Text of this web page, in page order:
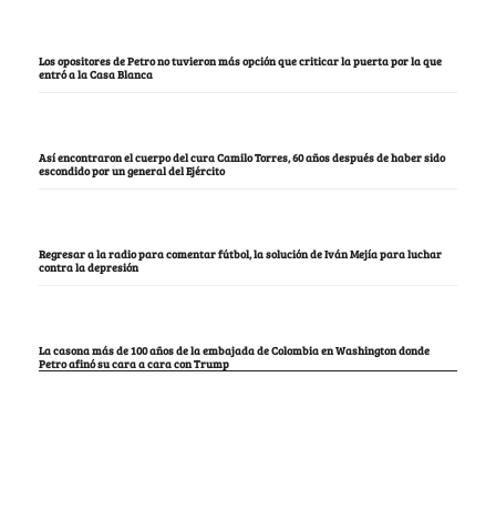
Los opositores de Petro no tuvieron más opción que criticar la puerta por la que
entró a la Casa Blanca
Así encontraron el cuerpo del cura Camilo Torres, 60 años después de haber sido
escondido por un general del Ejército
Regresar a la radio para comentar fútbol, la solución de Iván Mejía para luchar
contra la depresión
La casona más de 100 años de la embajada de Colombia en Washington donde
Petro afinó su cara a cara con Trump